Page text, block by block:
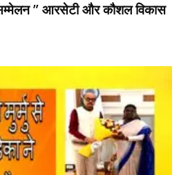
सम्मेलन ” आरसेटी और कौशल विकास